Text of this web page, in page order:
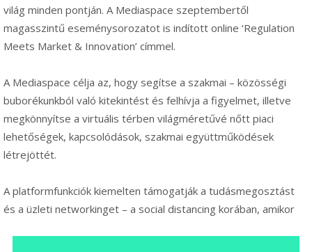
világ minden pontján. A Mediaspace szeptembertől
magasszintű eseménysorozatot is indított online ‘Regulation
Meets Market & Innovation’ címmel.
A Mediaspace célja az, hogy segítse a szakmai – közösségi
buborékunkból való kitekintést és felhívja a figyelmet, illetve
megkönnyítse a virtuális térben világméretűvé nőtt piaci
lehetőségek, kapcsolódások, szakmai együttműködések
létrejöttét.
A platformfunkciók kiemelten támogatják a tudásmegosztást
és a üzleti networkinget – a social distancing korában, amikor